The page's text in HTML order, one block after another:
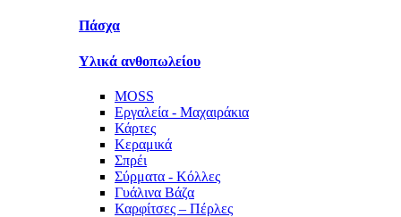
Πάσχα
Υλικά ανθοπωλείου
MOSS
Εργαλεία - Μαχαιράκια
Κάρτες
Κεραμικά
Σπρέι
Σύρματα - Κόλλες
Γυάλινα Βάζα
Καρφίτσες – Πέρλες